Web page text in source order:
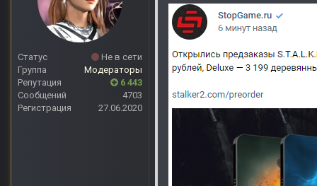
Статус
Не в сети
Группа
Модераторы
Репутация
6 443
Сообщений
4703
Регистрация
27.06.2020